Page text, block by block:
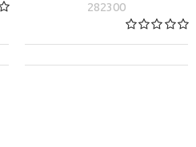
282300